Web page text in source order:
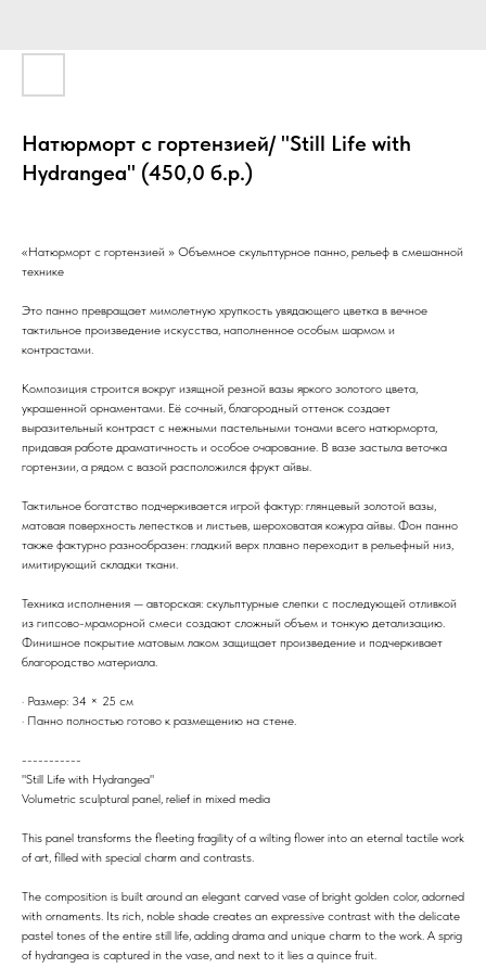
Натюрморт с гортензией/ "Still Life with
Hydrangea" (450,0 б.р.)
«Натюрморт с гортензией » Объемное скульптурное панно, рельеф в смешанной
технике
Это панно превращает мимолетную хрупкость увядающего цветка в вечное
тактильное произведение искусства, наполненное особым шармом и
контрастами.
Композиция строится вокруг изящной резной вазы яркого золотого цвета,
украшенной орнаментами. Её сочный, благородный оттенок создает
выразительный контраст с нежными пастельными тонами всего натюрморта,
придавая работе драматичность и особое очарование. В вазе застыла веточка
гортензии, а рядом с вазой расположился фрукт айвы.
Тактильное богатство подчеркивается игрой фактур: глянцевый золотой вазы,
матовая поверхность лепестков и листьев, шероховатая кожура айвы. Фон панно
также фактурно разнообразен: гладкий верх плавно переходит в рельефный низ,
имитирующий складки ткани.
Техника исполнения — авторская: скульптурные слепки с последующей отливкой
из гипсово-мраморной смеси создают сложный объем и тонкую детализацию.
Финишное покрытие матовым лаком защищает произведение и подчеркивает
благородство материала.
· Размер: 34 × 25 см
· Панно полностью готово к размещению на стене.
-----------
"Still Life with Hydrangea"
Volumetric sculptural panel, relief in mixed media
This panel transforms the fleeting fragility of a wilting flower into an eternal tactile work
of art, filled with special charm and contrasts.
The composition is built around an elegant carved vase of bright golden color, adorned
with ornaments. Its rich, noble shade creates an expressive contrast with the delicate
pastel tones of the entire still life, adding drama and unique charm to the work. A sprig
of hydrangea is captured in the vase, and next to it lies a quince fruit.